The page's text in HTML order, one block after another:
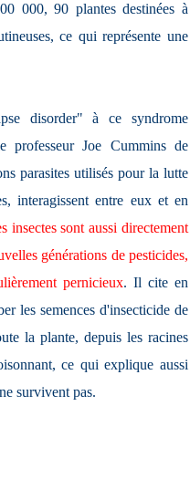
000, 90 plantes destinées à
ce qui représente une
disorder" à ce syndrome
professeur Joe Cummins de
parasites utilisés pour la lutte
interagissent entre eux et en
insectes sont aussi directement
générations de pesticides,
pernicieux. Il cite en
les semences d'insecticide de
la plante, depuis les racines
ce qui explique aussi
survivent pas.